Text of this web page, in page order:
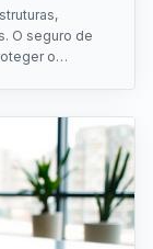
O seguro de
o